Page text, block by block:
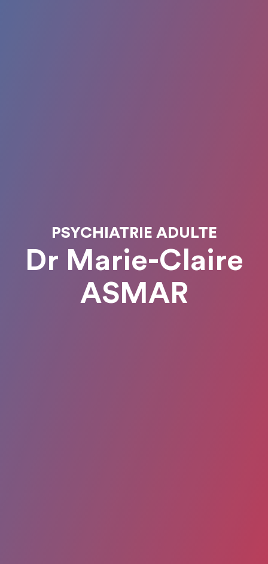
PSYCHIATRIE ADULTE
Dr Marie-Claire
ASMAR